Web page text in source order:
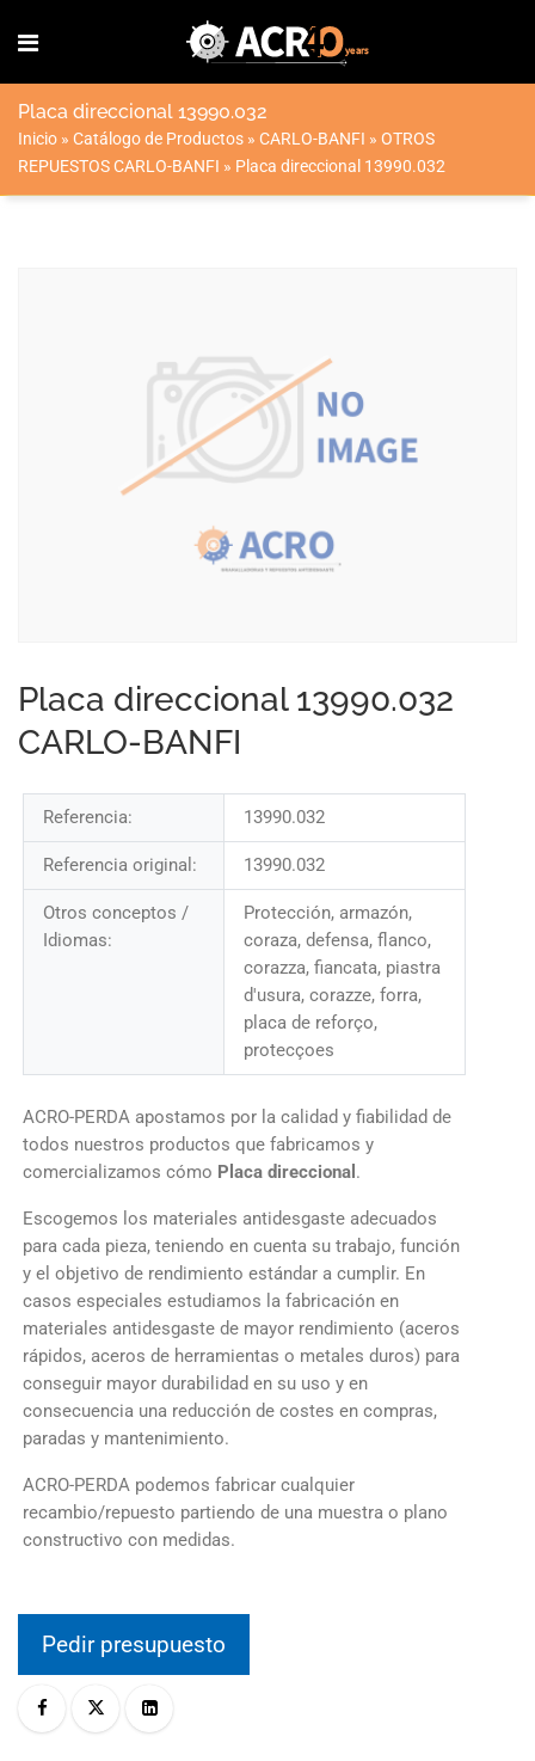
Placa direccional 13990.032
Inicio » Catálogo de Productos » CARLO-BANFI » OTROS
REPUESTOS CARLO-BANFI » Placa direccional 13990.032
Placa direccional 13990.032
CARLO-BANFI
Referencia: 13990.032
Referencia original: 13990.032
Otros conceptos /
Idiomas:
Protección, armazón,
coraza, defensa, flanco,
corazza, fiancata, piastra
d'usura, corazze, forra,
placa de reforço,
protecçoes
ACRO-PERDA apostamos por la calidad y fiabilidad de
todos nuestros productos que fabricamos y
comercializamos cómo Placa direccional .
Escogemos los materiales antidesgaste adecuados
para cada pieza, teniendo en cuenta su trabajo, función
y el objetivo de rendimiento estándar a cumplir. En
casos especiales estudiamos la fabricación en
materiales antidesgaste de mayor rendimiento (aceros
rápidos, aceros de herramientas o metales duros) para
conseguir mayor durabilidad en su uso y en
consecuencia una reducción de costes en compras,
paradas y mantenimiento.
ACRO-PERDA podemos fabricar cualquier
recambio/repuesto partiendo de una muestra o plano
constructivo con medidas.
Pedir presupuesto